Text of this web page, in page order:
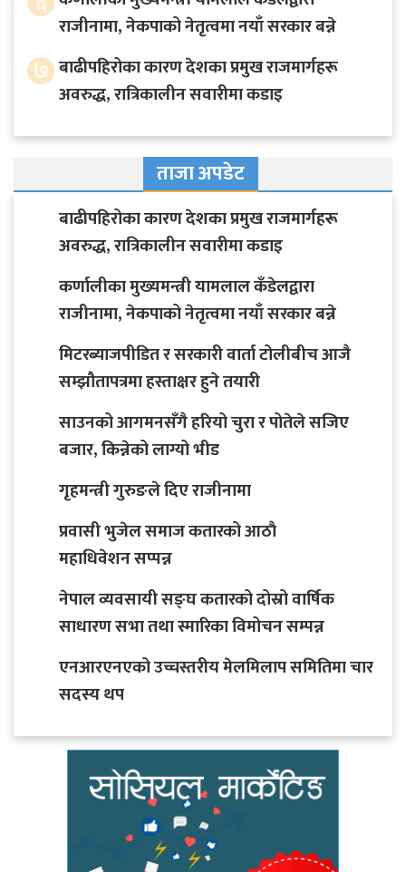
राजीनामा, नेकपाको नेतृत्वमा नयाँ सरकार बन्ने
७ बाढीपहिरोका कारण देशका प्रमुख राजमार्गहरू
अवरुद्ध, रात्रिकालीन सवारीमा कडाइ
ताजा अपडेट
बाढीपहिरोका कारण देशका प्रमुख राजमार्गहरू
अवरुद्ध, रात्रिकालीन सवारीमा कडाइ
कर्णालीका मुख्यमन्त्री यामलाल कँडेलद्वारा
राजीनामा, नेकपाको नेतृत्वमा नयाँ सरकार बन्ने
मिटरब्याजपीडित र सरकारी वार्ता टोलीबीच आजै
सम्झौतापत्रमा हस्ताक्षर हुने तयारी
साउनको आगमनसँगै हरियो चुरा र पोतेले सजिए
बजार, किन्नेको लाग्यो भीड
गृहमन्त्री गुरुङले दिए राजीनामा
प्रवासी भुजेल समाज कतारको आठाै
महाधिवेशन सप्पन्न
नेपाल व्यवसायी सङ्घ कतारको दोस्रो वार्षिक
साधारण सभा तथा स्मारिका विमोचन सम्पन्न
एनआरएनएको उच्चस्तरीय मेलमिलाप समितिमा चार
सदस्य थप